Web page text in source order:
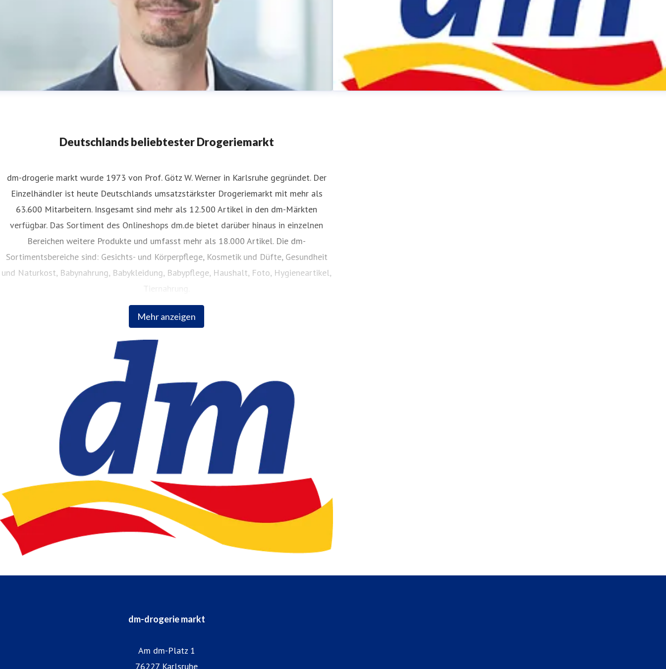
Pressesprecher presse@dm.de
Deutschlands beliebtester Drogeriemarkt
Mehr anzeigen
dm-drogerie markt wurde 1973 von Prof. Götz W. Werner in Karlsruhe gegründet. Der
Einzelhändler ist heute Deutschlands umsatzstärkster Drogeriemarkt mit mehr als
63.600 Mitarbeitern. Insgesamt sind mehr als 12.500 Artikel in den dm-Märkten
verfügbar. Das Sortiment des Onlineshops dm.de bietet darüber hinaus in einzelnen
Bereichen weitere Produkte und umfasst mehr als 18.000 Artikel. Die dm-
Sortimentsbereiche sind: Gesichts- und Körperpflege, Kosmetik und Düfte, Gesundheit
und Naturkost, Babynahrung, Babykleidung, Babypflege, Haushalt, Foto, Hygieneartikel,
Tiernahrung.
dm-drogerie markt
Am dm-Platz 1
76227 Karlsruhe